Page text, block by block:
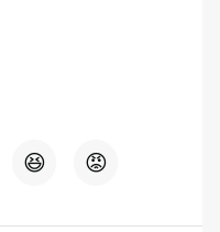
😆 😡